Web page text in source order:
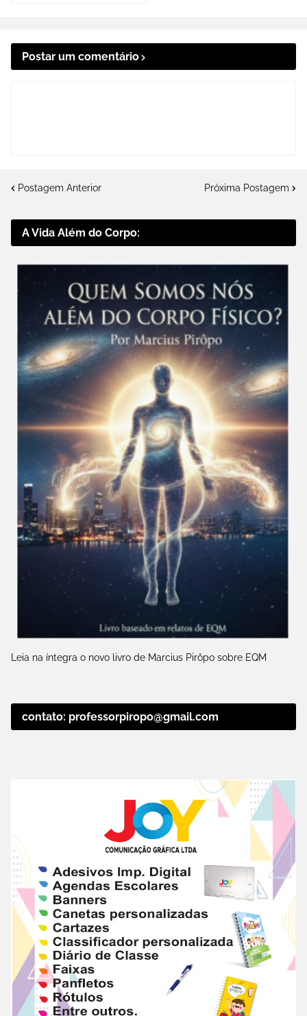
Postar um comentário
Postagem Anterior Próxima Postagem
A Vida Além do Corpo:
Leia na íntegra o novo livro de Marcius Pirôpo sobre EQM
contato: professorpiropo@gmail.com